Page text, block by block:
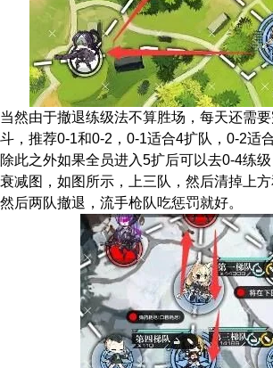
当然由于撤退练级法不算胜场，每天还需
斗，推荐0-1和0-2，0-1适合4扩队，0-2适合
除此之外如果全员进入5扩后可以去0-4练
衰减图，如图所示，上三队，然后清掉上方
然后两队撤退，流手枪队吃惩罚就好。